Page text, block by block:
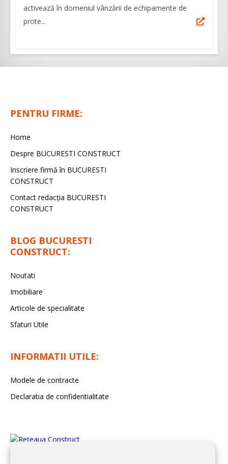
activează în domeniul vânzării de echipamente de
prote...
PENTRU FIRME:
Home
Despre BUCURESTI CONSTRUCT
Inscriere firmă în BUCURESTI
CONSTRUCT
Contact redacţia BUCURESTI
CONSTRUCT
BLOG BUCURESTI
CONSTRUCT:
Noutati
Imobiliare
Articole de specialitate
Sfaturi Utile
INFORMATII UTILE:
Modele de contracte
Declaratia de confidentialitate